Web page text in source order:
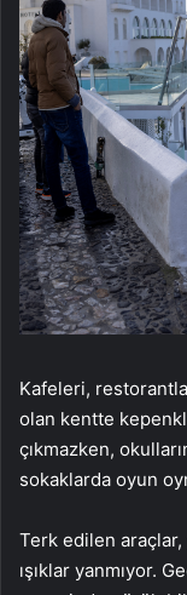
Kafeleri,
olan kentte
çıkmazken,
sokaklarda oyun
Terk edilen araçlar,
ışıklar yanmıyor.